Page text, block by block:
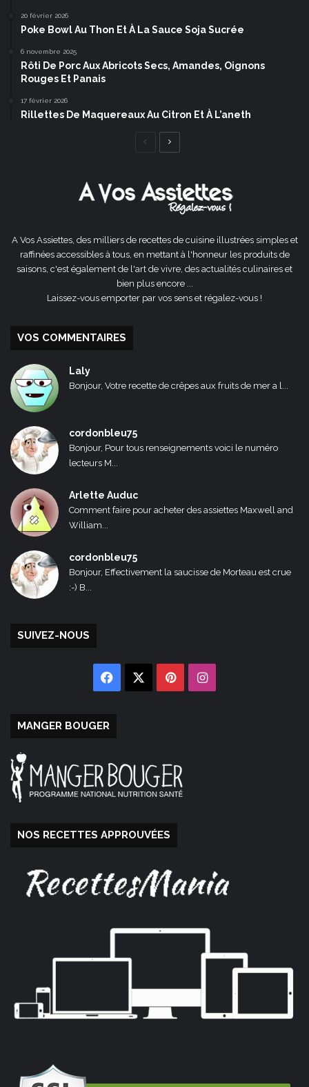
20 février 2026
Poke Bowl Au Thon Et À La Sauce Soja Sucrée
6 novembre 2025
Rôti De Porc Aux Abricots Secs, Amandes, Oignons
Rouges Et Panais
17 février 2026
Rillettes De Maquereaux Au Citron Et À L’aneth
Page
A Vos Assiettes, des milliers de recettes de cuisine illustrées simples et
raffinées accessibles à tous, en mettant à l'honneur les produits de
saisons, c'est également de l'art de vivre, des actualités culinaires et
bien plus encore ...
Laissez-vous emporter par vos sens et régalez-vous !
VOS COMMENTAIRES
Laly
Bonjour, Votre recette de crêpes aux fruits de mer a l...
cordonbleu75
Bonjour, Pour tous renseignements voici le numéro
lecteurs M...
Arlette Auduc
Comment faire pour acheter des assiettes Maxwell and
William...
cordonbleu75
Bonjour, Effectivement la saucisse de Morteau est crue
:-) B...
SUIVEZ-NOUS
Facebook PinterestInstagram
MANGER BOUGER
NOS RECETTES APPROUVÉES